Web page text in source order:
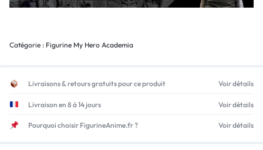
Catégorie : Figurine My Hero Academia
Livraisons & retours gratuits pour ce produit Voir détails
Livraison en 8 à 14 jours Voir détails
Pourquoi choisir FigurineAnime.fr ? Voir détails